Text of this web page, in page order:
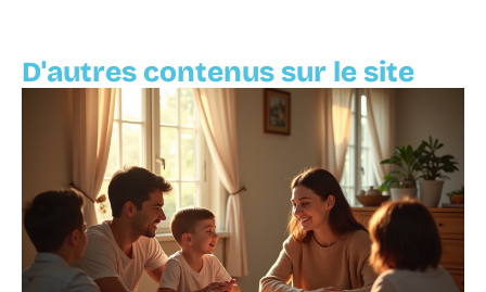
D'autres contenus sur le site